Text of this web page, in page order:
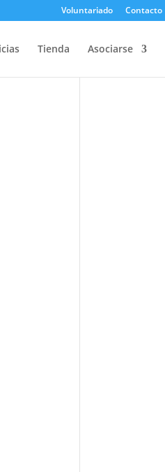
Voluntariado Contacto
Tienda Asociarse